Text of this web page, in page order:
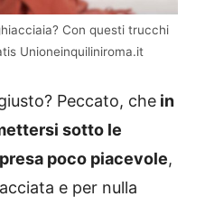
Con questi trucchi
Unioneinquiliniroma.it
Peccato, che in
sotto le
poco piacevole,
e per nulla